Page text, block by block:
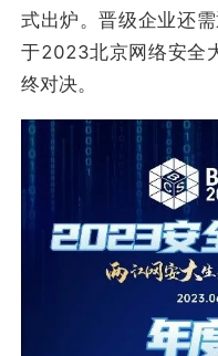
式出炉。晋级企业还
于2023北京网络安全
终对决。